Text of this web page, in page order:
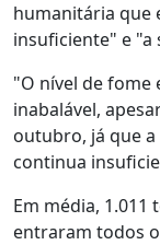
humanitária que
insuficiente" e
"O nível de fome
inabalável,
outubro, já que
continua
Em média, 1.011
entraram todos